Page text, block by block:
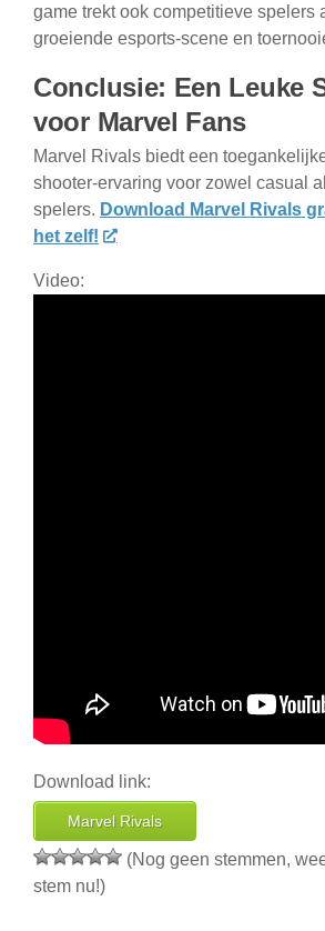
game trekt ook competitieve spelers
groeiende esports-scene en
Conclusie: Een Leuke
voor Marvel Fans
Marvel Rivals biedt een
shooter-ervaring voor zowel casual
spelers. Download Marvel Rivals
het zelf!
Video:
Download link:
Marvel Rivals
(Nog geen stemmen,
stem nu!)